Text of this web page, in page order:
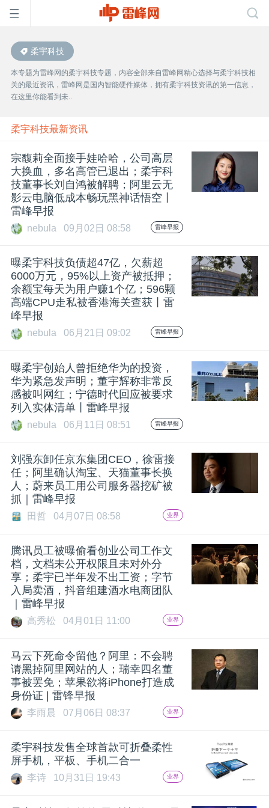
首
页
雷
峰
网
公
开
课
动
中
GAIR
专
题
爱
机
柔宇科技
本专题为雷峰网的柔宇科技专题，内容全部来自雷峰网精心选择与柔宇科技相
关的最近资讯，雷峰网是国内智能硬件媒体，拥有柔宇科技资讯的第一信息，
在这里你能看到未..
柔宇科技最新资讯
宗馥莉全面接手娃哈哈，公司高层
大换血，多名高管已退出；柔宇科
技董事长刘自鸿被解聘；阿里云无
影云电脑低成本畅玩黑神话悟空丨
雷峰早报
nebula 09月02日 08:58 雷峰早报
曝柔宇科技负债超47亿，欠薪超
6000万元，95%以上资产被抵押；
余额宝每天为用户赚1个亿；596颗
高端CPU走私被香港海关查获丨雷
峰早报
nebula 06月21日 09:02 雷峰早报
曝柔宇创始人曾拒绝华为的投资，
华为紧急发声明；董宇辉称非常反
感被叫网红；宁德时代回应被要求
列入实体清单丨雷峰早报
nebula 06月11日 08:51 雷峰早报
刘强东卸任京东集团CEO，徐雷接
任；阿里确认淘宝、天猫董事长换
人；蔚来员工用公司服务器挖矿被
抓｜雷峰早报
田哲 04月07日 08:58 业界
腾讯员工被曝偷看创业公司工作文
档，文档未公开权限且未对外分
享；柔宇已半年发不出工资；字节
入局卖酒，抖音组建酒水电商团队
｜雷峰早报
高秀松 04月01日 11:00 业界
马云下死命令留他？阿里：不会聘
请黑掉阿里网站的人；瑞幸四名董
事被罢免；苹果欲将iPhone打造成
身份证 | 雷锋早报
李雨晨 07月06日 08:37 业界
柔宇科技发售全球首款可折叠柔性
屏手机，平板、手机二合一
李诗 10月31日 19:43 业界